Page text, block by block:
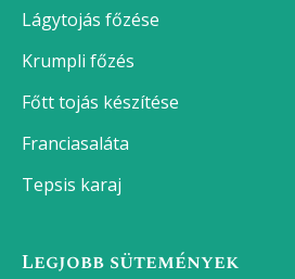
Lágytojás főzése
Krumpli főzés
Főtt tojás készítése
Franciasaláta
Tepsis karaj
Legjobb sütemények